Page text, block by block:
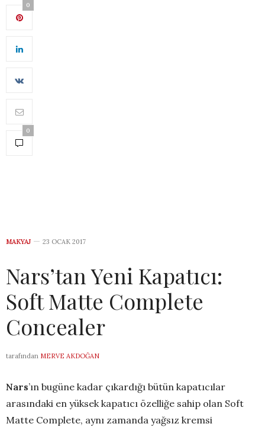
0
0
MAKYAJ 23 OCAK 2017
Nars’tan Yeni Kapatıcı:
Soft Matte Complete
Concealer
tarafından MERVE AKDOĞAN
Nars’ın bugüne kadar çıkardığı bütün kapatıcılar
arasındaki en yüksek kapatıcı özelliğe sahip olan Soft
Matte Complete, aynı zamanda yağsız kremsi